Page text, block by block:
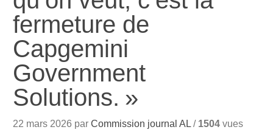
fermeture de
Capgemini
Government
Solutions. »
22 mars 2026 parCommission journal AL / 1504 vues